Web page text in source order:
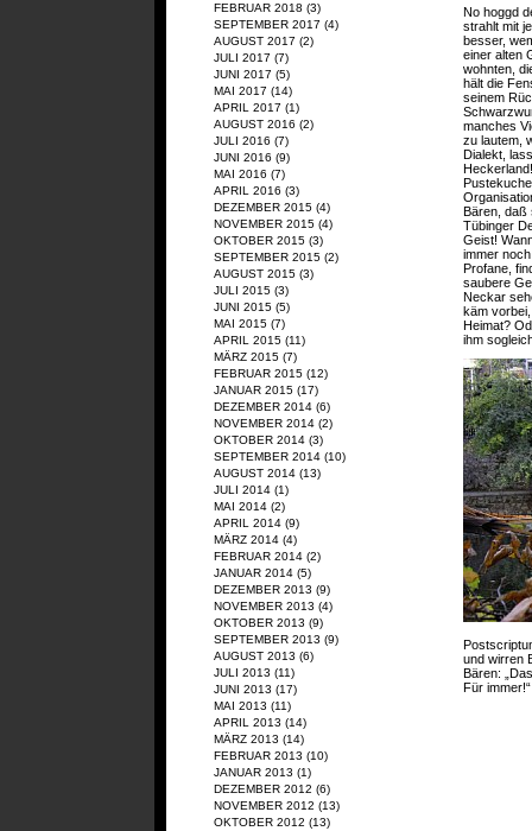
FEBRUAR 2018 (3)
SEPTEMBER 2017 (4)
AUGUST 2017 (2)
JULI 2017 (7)
JUNI 2017 (5)
MAI 2017 (14)
APRIL 2017 (1)
AUGUST 2016 (2)
JULI 2016 (7)
JUNI 2016 (9)
MAI 2016 (7)
APRIL 2016 (3)
DEZEMBER 2015 (4)
NOVEMBER 2015 (4)
OKTOBER 2015 (3)
SEPTEMBER 2015 (2)
AUGUST 2015 (3)
JULI 2015 (3)
JUNI 2015 (5)
MAI 2015 (7)
APRIL 2015 (11)
MÄRZ 2015 (7)
FEBRUAR 2015 (12)
JANUAR 2015 (17)
DEZEMBER 2014 (6)
NOVEMBER 2014 (2)
OKTOBER 2014 (3)
SEPTEMBER 2014 (10)
AUGUST 2014 (13)
JULI 2014 (1)
MAI 2014 (2)
APRIL 2014 (9)
MÄRZ 2014 (4)
FEBRUAR 2014 (2)
JANUAR 2014 (5)
DEZEMBER 2013 (9)
NOVEMBER 2013 (4)
OKTOBER 2013 (9)
SEPTEMBER 2013 (9)
AUGUST 2013 (6)
JULI 2013 (11)
JUNI 2013 (17)
MAI 2013 (11)
APRIL 2013 (14)
MÄRZ 2013 (14)
FEBRUAR 2013 (10)
JANUAR 2013 (1)
DEZEMBER 2012 (6)
NOVEMBER 2012 (13)
OKTOBER 2012 (13)
No hoggd
strahlt mit
besser,
einer alten
wohnten,
hält die
seinem
manches
zu lautem,
Dialekt,
Bären, daß
Tübinger
Geist!
immer
Profane,
saubere
Neckar
käm
Heimat?
ihm
und wirren
Bären:
Für immer!“